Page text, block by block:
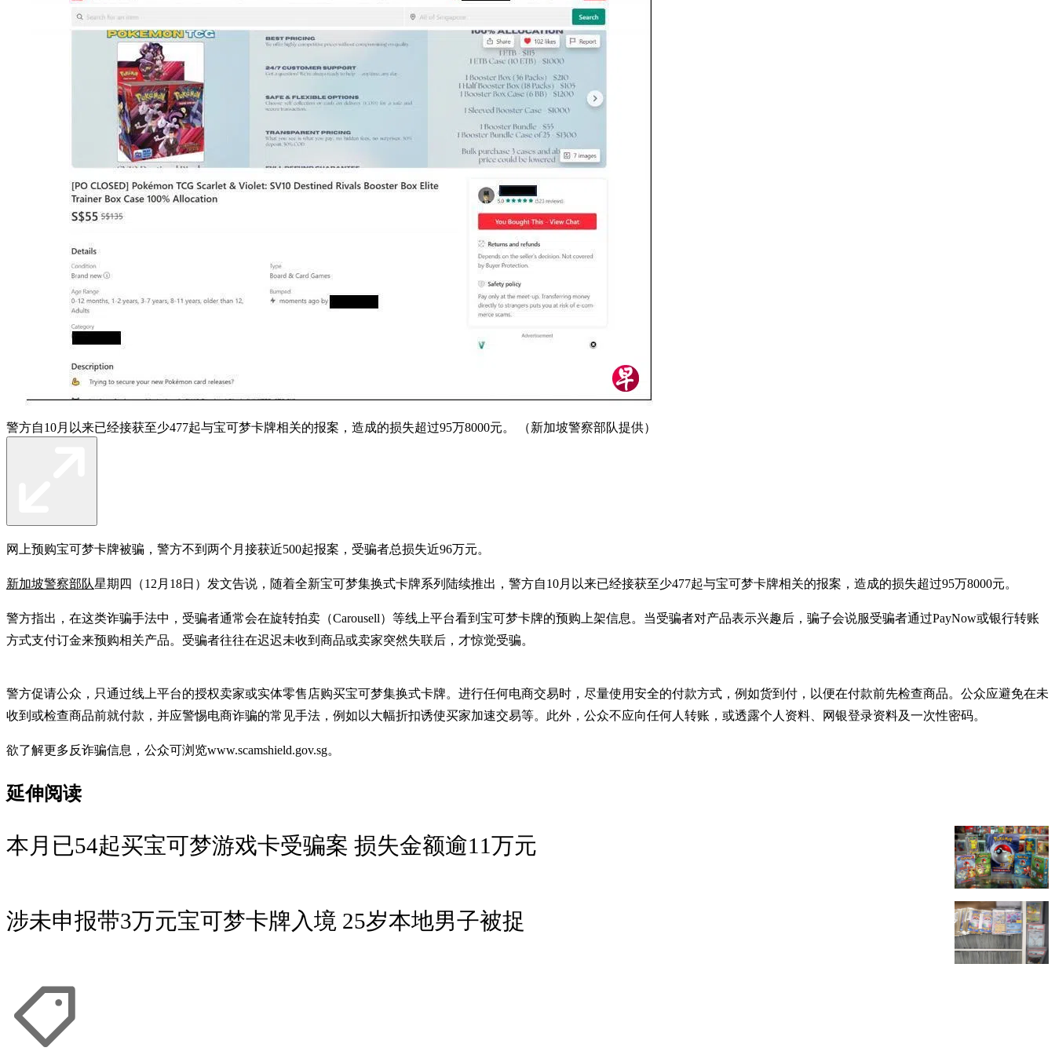
警方自10月以来已经接获至少477起与宝可梦卡牌相关的报案，造成的损失超过95万8000元。 （新加坡警察部队提供）
网上预购宝可梦卡牌被骗，警方不到两个月接获近500起报案，受骗者总损失近96万元。
新加坡警察部队星期四（12月18日）发文告说，随着全新宝可梦集换式卡牌系列陆续推出，警方自10月以来已经接获至少477起与宝可梦卡牌相关的报案，造成的损失超过95万8000元。
警方指出，在这类诈骗手法中，受骗者通常会在旋转拍卖（Carousell）等线上平台看到宝可梦卡牌的预购上架信息。当受骗者对产品表示兴趣后，骗子会说服受骗者通过PayNow或银行转账
方式支付订金来预购相关产品。受骗者往往在迟迟未收到商品或卖家突然失联后，才惊觉受骗。
警方促请公众，只通过线上平台的授权卖家或实体零售店购买宝可梦集换式卡牌。进行任何电商交易时，尽量使用安全的付款方式，例如货到付，以便在付款前先检查商品。公众应避免在未
收到或检查商品前就付款，并应警惕电商诈骗的常见手法，例如以大幅折扣诱使买家加速交易等。此外，公众不应向任何人转账，或透露个人资料、网银登录资料及一次性密码。
欲了解更多反诈骗信息，公众可浏览www.scamshield.gov.sg。
延伸阅读
本月已54起买宝可梦游戏卡受骗案 损失金额逾11万元
涉未申报带3万元宝可梦卡牌入境 25岁本地男子被捉